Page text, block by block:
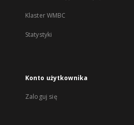
Klaster WMBC
Statystyki
Konto użytkownika
Zaloguj się